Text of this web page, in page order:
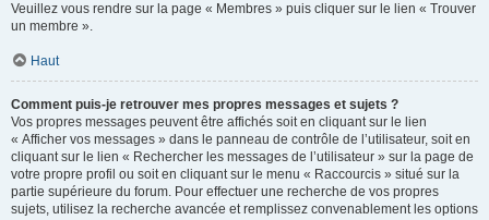
Veuillez vous rendre sur la page « Membres » puis cliquer sur le lien « Trouver
un membre ».
Haut
Comment puis-je retrouver mes propres messages et sujets ?
Vos propres messages peuvent être affichés soit en cliquant sur le lien
« Afficher vos messages » dans le panneau de contrôle de l’utilisateur, soit en
cliquant sur le lien « Rechercher les messages de l’utilisateur » sur la page de
votre propre profil ou soit en cliquant sur le menu « Raccourcis » situé sur la
partie supérieure du forum. Pour effectuer une recherche de vos propres
sujets, utilisez la recherche avancée et remplissez convenablement les options